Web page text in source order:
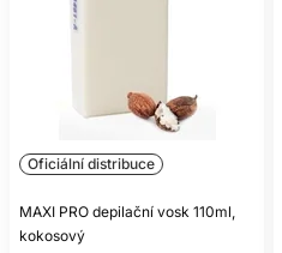
Oficiální distribuce
MAXI PRO depilační vosk 110ml,
kokosový